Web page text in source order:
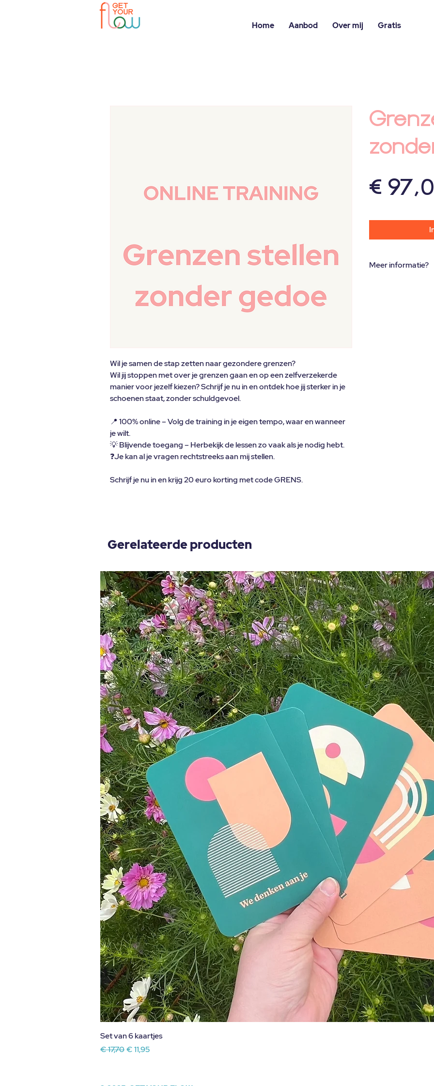
Home Aanbod Over mij Gratis
Wil je samen de stap zetten naar gezondere grenzen?
Wil jij stoppen met over je grenzen gaan en op een zelfverzekerde
manier voor jezelf kiezen? Schrijf je nu in en ontdek hoe jij sterker in je
schoenen staat, zonder schuldgevoel.
📍 100% online – Volg de training in je eigen tempo, waar en wanneer
je wilt.
💡Blijvende toegang – Herbekijk de lessen zo vaak als je nodig hebt.
❓Je kan al je vragen rechtstreeks aan mij stellen.
Schrijf je nu in en krijg 20 euro korting met code GRENS.
€
Meer informatie?
Gerelateerde producten
Set van 6 kaartjes
Normale prijs
€ 17,70Verkoopprijs
€ 11,95